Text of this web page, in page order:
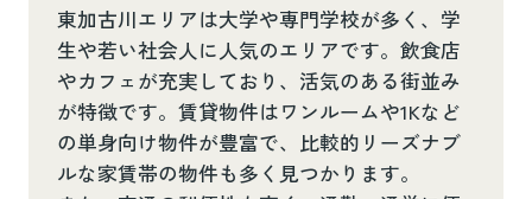
東加古川エリアは大学や専門学校が多く、学
生や若い社会人に人気のエリアです。飲食店
やカフェが充実しており、活気のある街並み
が特徴です。賃貸物件はワンルームや1Kなど
の単身向け物件が豊富で、比較的リーズナブ
ルな家賃帯の物件も多く見つかります。